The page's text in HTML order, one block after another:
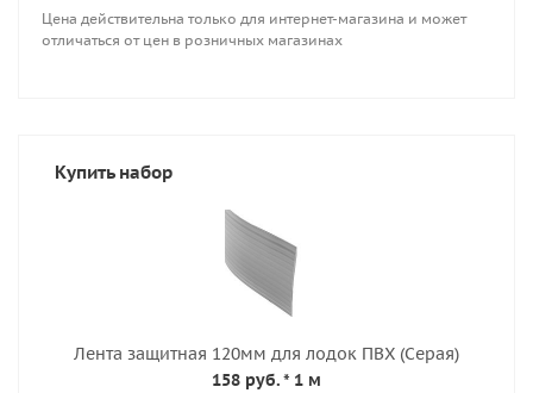
Цена действительна только для интернет-магазина и может
отличаться от цен в розничных магазинах
Купить набор
Лента защитная 120мм для лодок ПВХ (Серая)
158 руб.* 1 м